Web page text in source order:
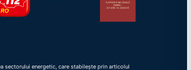
sectorului energetic, care stabilește prin articolul